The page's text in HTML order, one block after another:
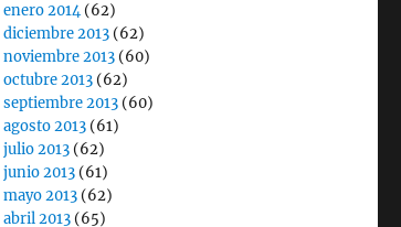
enero 2014(62)
diciembre 2013 (62)
noviembre 2013 (60)
octubre 2013 (62)
septiembre 2013 (60)
agosto 2013 (61)
julio 2013 (62)
junio 2013 (61)
mayo 2013 (62)
abril 2013 (65)